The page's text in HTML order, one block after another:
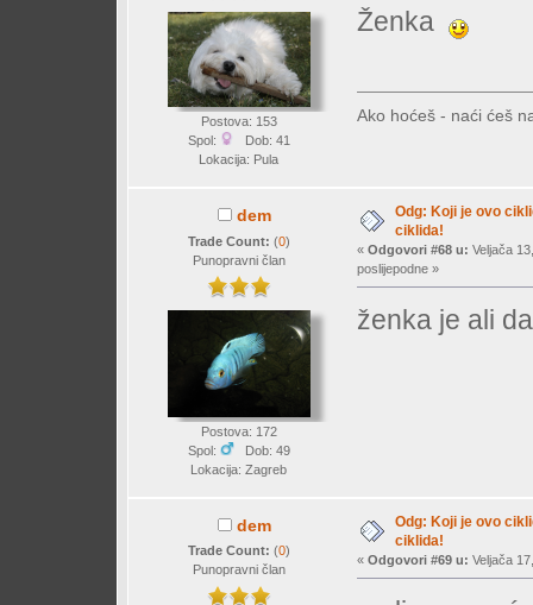
Postova: 153
Spol:
Dob: 41
Lokacija: Pula
Ženka
Ako hoćeš - naći ćeš
dem
Trade Count: (0)
Punopravni član
Postova: 172
Spol:
Dob: 49
Lokacija: Zagreb
Odg: Koji je ovo
ciklida!
« Odgovori #68 u: Veljača
poslijepodne »
ženka je ali
dem
Trade Count: (0)
Punopravni član
Odg: Koji je ovo
ciklida!
« Odgovori #69 u: Veljača